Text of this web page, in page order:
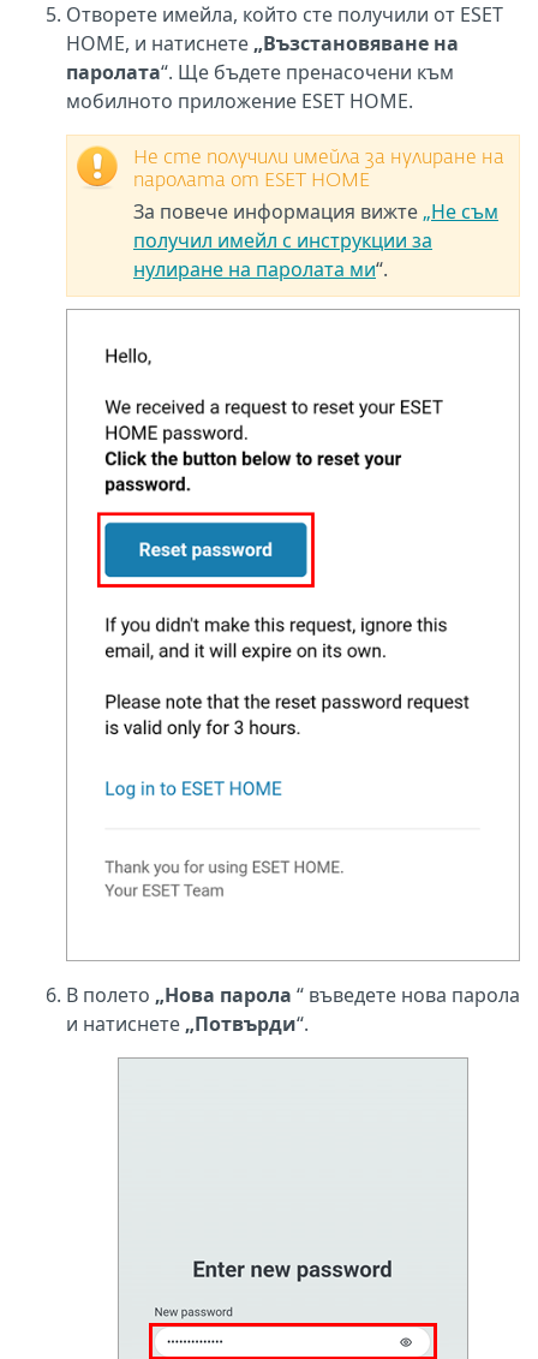
Отворете имейла, който сте получили от ESET
HOME, и натиснете „Възстановяване на
паролата“. Ще бъдете пренасочени към
мобилното приложение ESET HOME.
Не сте получили имейла за нулиране на
паролата от ESET HOME
За повече информация вижте „Не съм
получил имейл с инструкции за
нулиране на паролата ми“.
В полето „Нова парола “ въведете нова парола
и натиснете „Потвърди“.